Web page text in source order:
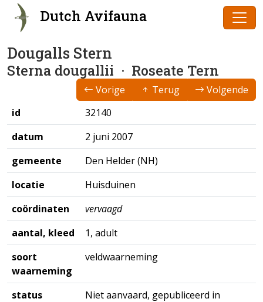
Dutch Avifauna
Dougalls Stern
Sterna dougallii · Roseate Tern
Vorige Terug
Volgende
id
32140
datum
2 juni 2007
gemeente
Den Helder (NH)
locatie
Huisduinen
coördinaten
vervaagd
aantal, kleed
1, adult
soort
waarneming
veldwaarneming
status
Niet aanvaard, gepubliceerd in